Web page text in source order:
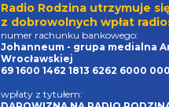
Radio Rodzina utrzymuje
z dobrowolnych wpłat
numer rachunku bankowego:
Johanneum - grupa medialna
Wrocławskiej
69 1600 1462 1813 6262 6000
wpłaty z tytułem: